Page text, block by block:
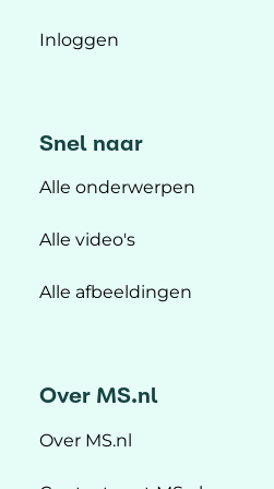
Inloggen
Snel naar
Alle onderwerpen
Alle video's
Alle afbeeldingen
Over MS.nl
Over MS.nl